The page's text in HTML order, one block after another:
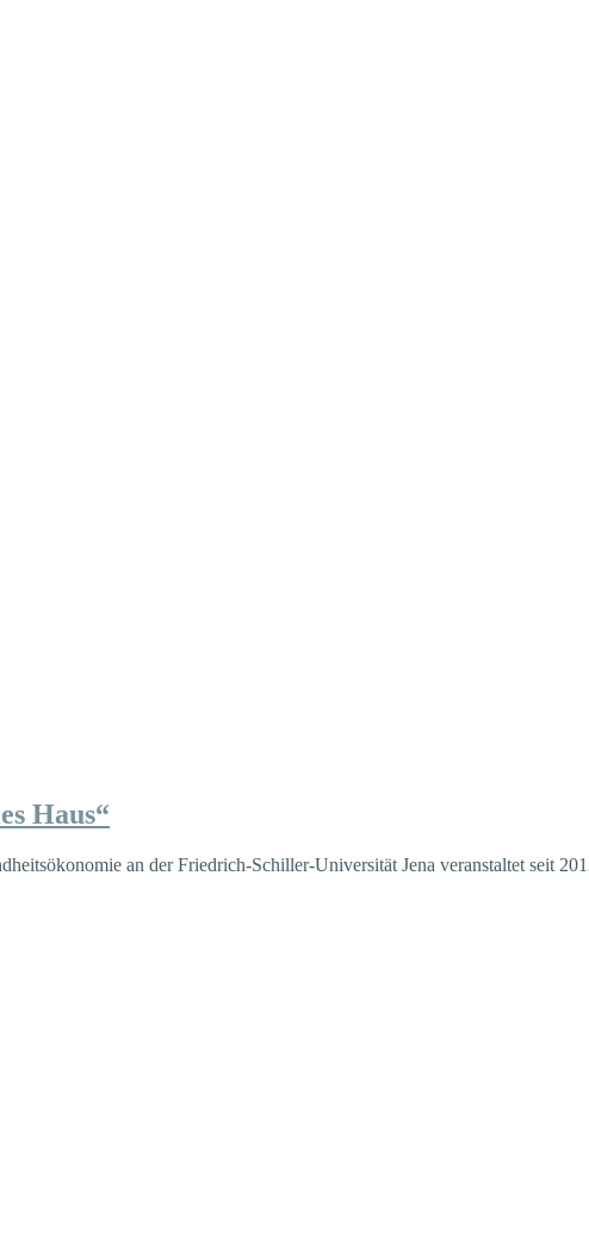
Haus“
an der Friedrich-Schiller-Universität Jena veranstaltet seit